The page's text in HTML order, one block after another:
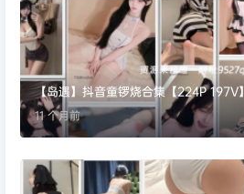
【岛遇】抖音童锣烧合集【224P 197V】
11 个月前